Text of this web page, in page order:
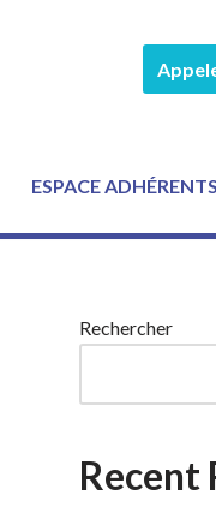
ESPACE ADHÉRENTS
Rechercher
Recent